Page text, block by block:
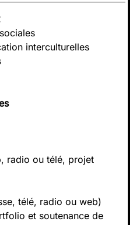
interculturelles
radio ou télé, projet
télé, radio ou web)
et soutenance de